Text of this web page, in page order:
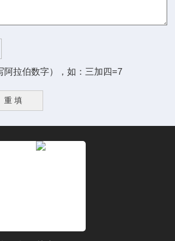
阿拉伯数字），如：三加四=7